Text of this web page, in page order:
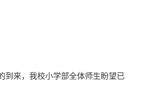
到来，我校小学部全体师生盼望已